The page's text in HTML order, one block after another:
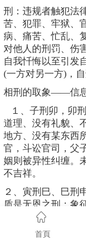
刑：违规者触犯法
苦、犯罪、牢狱、
病、痛苦、忙乱、
对他人的刑罚、伤
自我忏悔以至引发
(一方对另一方)，自
相刑的取象——信
１、子刑卯，卯
道理、没有礼貌、
地方、没有某东西
官，斗讼官司，父
姻则被异性纠缠。
不吉祥。
２、寅刑巳、巳刑
质是无恩之刑；象
稀罕少见、不经常
不孝敬、不尊重、
首頁